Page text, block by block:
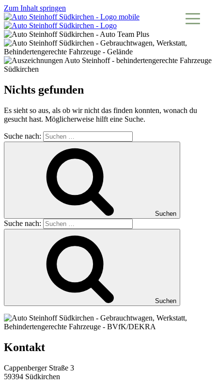
Zum Inhalt springen
Nichts gefunden
Es sieht so aus, als ob wir nicht das finden konnten, wonach du
gesucht hast. Möglicherweise hilft eine Suche.
Suche nach:
Suchen
Suche nach:
Suchen
Kontakt
Cappenberger Straße 3
59394 Südkirchen